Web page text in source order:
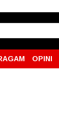
OPINI